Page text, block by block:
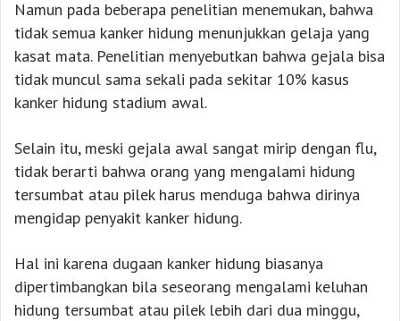
Namun pada beberapa penelitian menemukan, bahwa
tidak semua kanker hidung menunjukkan gelaja yang
kasat mata. Penelitian menyebutkan bahwa gejala bisa
tidak muncul sama sekali pada sekitar 10% kasus
kanker hidung stadium awal.
Selain itu, meski gejala awal sangat mirip dengan flu,
tidak berarti bahwa orang yang mengalami hidung
tersumbat atau pilek harus menduga bahwa dirinya
mengidap penyakit kanker hidung.
Hal ini karena dugaan kanker hidung biasanya
dipertimbangkan bila seseorang mengalami keluhan
hidung tersumbat atau pilek lebih dari dua minggu,